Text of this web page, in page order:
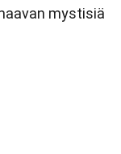
mystisiä